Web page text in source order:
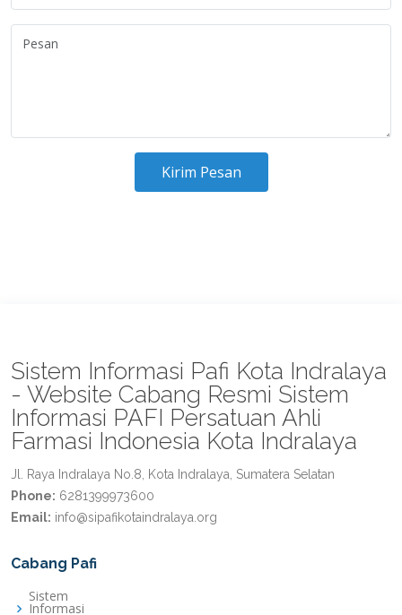
Kirim Pesan
Sistem Informasi Pafi Kota Indralaya
- Website Cabang Resmi Sistem
Informasi PAFI Persatuan Ahli
Farmasi Indonesia Kota Indralaya
Jl. Raya Indralaya No.8, Kota Indralaya, Sumatera Selatan
Phone: 6281399973600
Email: info@sipafikotaindralaya.org
Cabang Pafi
Sistem
Informasi